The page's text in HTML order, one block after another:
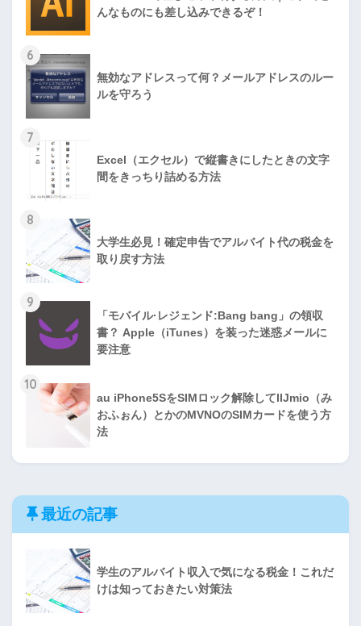
んなものにも差し込みできるぞ！
6
無効なアドレスって何？メールアドレスのルー
ルを守ろう
7
Excel（エクセル）で縦書きにしたときの文字
間をきっちり詰める方法
8
大学生必見！確定申告でアルバイト代の税金を
取り戻す方法
9
「モバイル·レジェンド:Bang bang」の領収
書？ Apple（iTunes）を装った迷惑メールに
要注意
10
au iPhone5SをSIMロック解除してIIJmio（み
おふぉん）とかのMVNOのSIMカードを使う方
法
最近の記事
学生のアルバイト収入で気になる税金！これだ
けは知っておきたい対策法